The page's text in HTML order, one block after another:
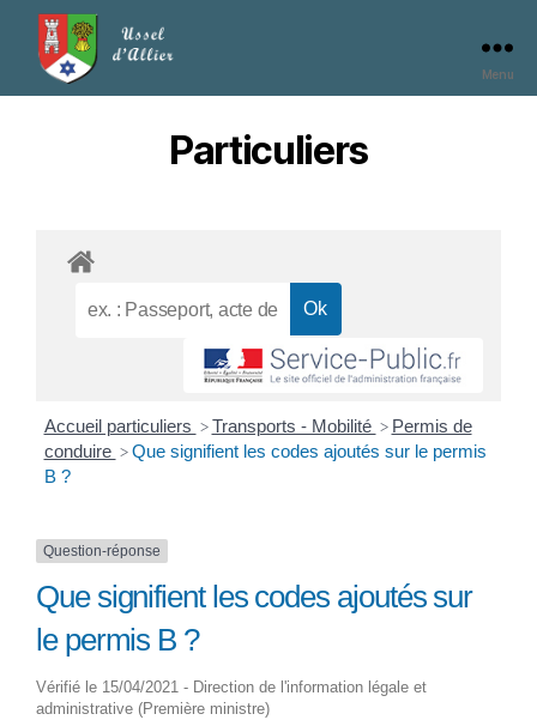
Menu
Particuliers
Accueil particuliers > Transports - Mobilité > Permis de
conduire > Que signifient les codes ajoutés sur le permis
B ?
Question-réponse
Que signifient les codes ajoutés sur
le permis B ?
Vérifié le 15/04/2021 - Direction de l'information légale et
administrative (Première ministre)